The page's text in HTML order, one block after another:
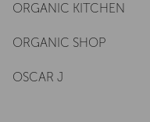
ORGANIC KITCHEN
ORGANIC SHOP
OSCAR J